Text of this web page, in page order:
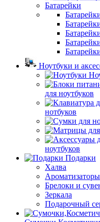
Батарейки
Ноутбуки и
для ноутбуков
нотбуков
ноутбуков
Подарки
Халва
Ароматизаторы
Брелоки и
Зеркала
Подарочный